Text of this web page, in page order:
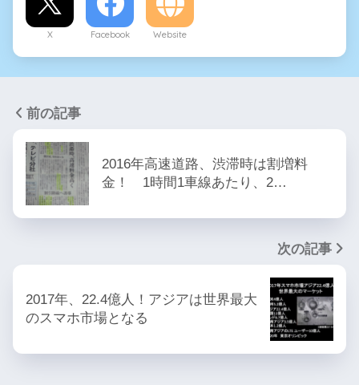
X Facebook Website
前の記事
2016年高速道路、渋滞時は割増料
金！ 1時間1車線あたり、2…
次の記事
2017年、22.4億人！アジアは世界最大
のスマホ市場となる